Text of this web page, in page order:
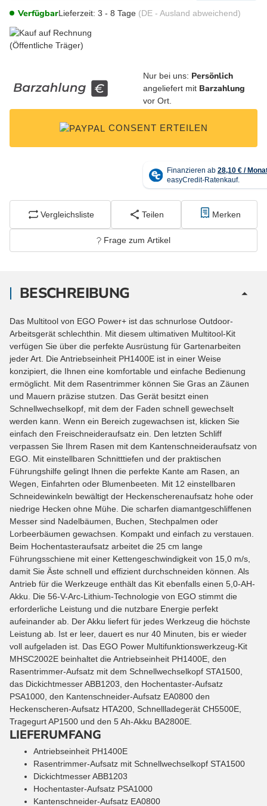
VerfügbarLieferzeit: 3 - 8 Tage (DE - Ausland abweichend)
Nur bei uns: Persönlich
angeliefert mit Barzahlung
vor Ort.
CONSENT ERTEILEN
Vergleichsliste Teilen Merken
Frage zum Artikel
BESCHREIBUNG
Das Multitool von EGO Power+ ist das schnurlose Outdoor-
Arbeitsgerät schlechthin. Mit diesem ultimativen Multitool-Kit
verfügen Sie über die perfekte Ausrüstung für Gartenarbeiten
jeder Art. Die Antriebseinheit PH1400E ist in einer Weise
konzipiert, die Ihnen eine komfortable und einfache Bedienung
ermöglicht. Mit dem Rasentrimmer können Sie Gras an Zäunen
und Mauern präzise stutzen. Das Gerät besitzt einen
Schnellwechselkopf, mit dem der Faden schnell gewechselt
werden kann. Wenn ein Bereich zugewachsen ist, klicken Sie
einfach den Freischneideraufsatz ein. Den letzten Schliff
verpassen Sie Ihrem Rasen mit dem Kantenschneideraufsatz von
EGO. Mit einstellbaren Schnitttiefen und der praktischen
Führungshilfe gelingt Ihnen die perfekte Kante am Rasen, an
Wegen, Einfahrten oder Blumenbeeten. Mit 12 einstellbaren
Schneidewinkeln bewältigt der Heckenscherenaufsatz hohe oder
niedrige Hecken ohne Mühe. Die scharfen diamantgeschliffenen
Messer sind Nadelbäumen, Buchen, Stechpalmen oder
Lorbeerbäumen gewachsen. Kompakt und einfach zu verstauen.
Beim Hochentasteraufsatz arbeitet die 25 cm lange
Führungsschiene mit einer Kettengeschwindigkeit von 15,0 m/s,
damit Sie Äste schnell und effizient durchschneiden können. Als
Antrieb für die Werkzeuge enthält das Kit ebenfalls einen 5,0-AH-
Akku. Die 56-V-Arc-Lithium-Technologie von EGO stimmt die
erforderliche Leistung und die nutzbare Energie perfekt
aufeinander ab. Der Akku liefert für jedes Werkzeug die höchste
Leistung ab. Ist er leer, dauert es nur 40 Minuten, bis er wieder
voll aufgeladen ist. Das EGO Power Multifunktionswerkzeug-Kit
MHSC2002E beinhaltet die Antriebseinheit PH1400E, den
Rasentrimmer-Aufsatz mit dem Schnellwechselkopf STA1500,
das Dickichtmesser ABB1203, den Hochentaster-Aufsatz
PSA1000, den Kantenschneider-Aufsatz EA0800 den
Heckenscheren-Aufsatz HTA200, Schnellladegerät CH5500E,
Tragegurt AP1500 und den 5 Ah-Akku BA2800E.
LIEFERUMFANG
Antriebseinheit PH1400E
Rasentrimmer-Aufsatz mit Schnellwechselkopf STA1500
Dickichtmesser ABB1203
Hochentaster-Aufsatz PSA1000
Kantenschneider-Aufsatz EA0800